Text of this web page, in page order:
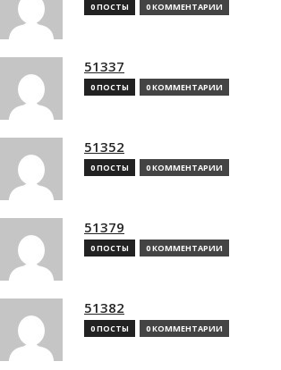
0 ПОСТЫ 0 КОММЕНТАРИИ
51337
0 ПОСТЫ 0 КОММЕНТАРИИ
51352
0 ПОСТЫ 0 КОММЕНТАРИИ
51379
0 ПОСТЫ 0 КОММЕНТАРИИ
51382
0 ПОСТЫ 0 КОММЕНТАРИИ